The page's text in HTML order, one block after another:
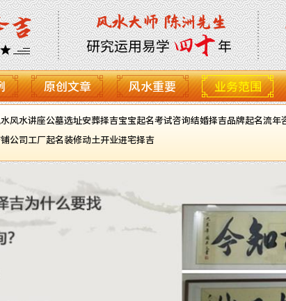
原创文章 风水重要 业务范围
风水讲座公墓选址安葬择吉宝宝起名考试咨询结婚择吉品牌起名流年
公司工厂起名装修动土开业进宅择吉